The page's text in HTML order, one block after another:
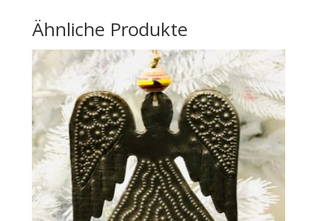
Ähnliche Produkte